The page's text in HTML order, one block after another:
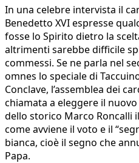
In una celebre intervista il
Benedetto XVI espresse
fosse lo Spirito dietro la
altrimenti sarebbe difficile
commessi. Se ne parla nel
omnes lo speciale di
Conclave, l’assemblea dei
chiamata a eleggere il
dello storico Marco Roncalli
come avviene il voto e il
bianca, cioè il segno che
Papa.